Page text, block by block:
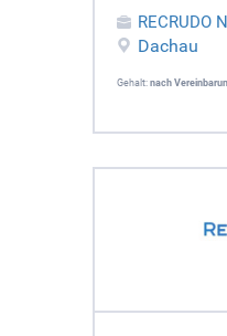
RECRUDO
Dachau
Gehalt: nach